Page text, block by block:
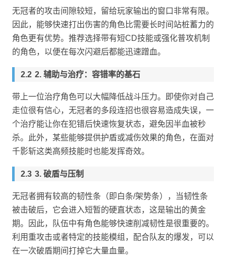
无冠者的攻击间隙较短，留给玩家输出的窗口非常有限。
因此，能够快速打出伤害的角色比需要长时间站桩蓄力的
角色更有优势。推荐选择带有短CD技能或强化普攻机制
的角色，以便在每次闪避后都能迅速蹭血。
2. 辅助与治疗：容错率的基石
带上一位治疗角色可以大幅降低战斗压力。即使你对自己
走位很有信心，无冠者的多段连招也很容易造成失误，一
个治疗能让你在犯错后快速恢复状态，避免因半血被秒
杀。此外，某些能够提供护盾或减伤效果的角色，在面对
千影斩这类高频技能时也能发挥奇效。
3. 破盾与压制
无冠者拥有较高的韧性条（即白条/架势条），当韧性条
被击破后，它会进入短暂的硬直状态，这是输出的黄金
期。因此，队伍中有角色能够快速削减韧性是很重要的。
利用重攻击或者特定的技能模组，配合队友的爆发，可以
在一次破盾期间打掉它大量血量。